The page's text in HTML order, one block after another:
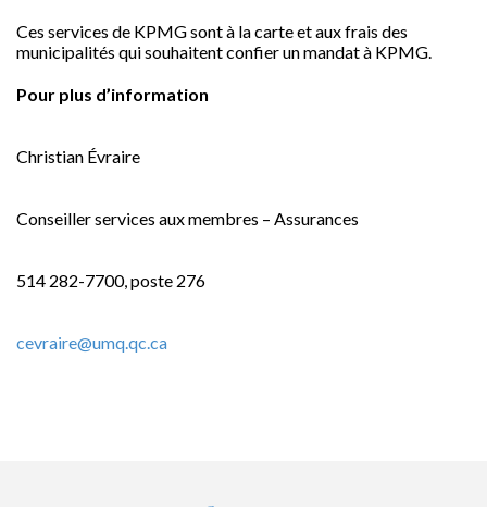
Ces services de KPMG sont à la carte et aux frais des
municipalités qui souhaitent confier un mandat à KPMG.
Pour plus d’information
Christian Évraire
Conseiller services aux membres – Assurances
514 282-7700, poste 276
cevraire@umq.qc.ca